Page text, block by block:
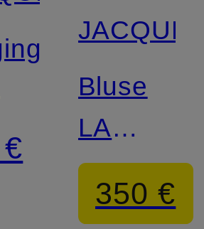
Bluse
LA
CHEMISE
350 €